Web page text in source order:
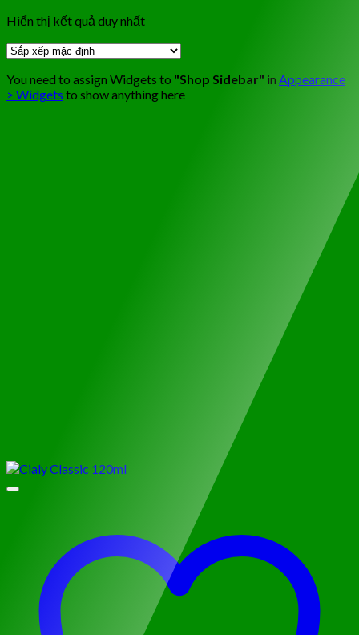
Hiển thị kết quả duy nhất
You need to assign Widgets to "Shop Sidebar" in Appearance
> Widgets to show anything here